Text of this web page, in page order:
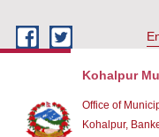
Kohalpur
Office of
Kohalpur,